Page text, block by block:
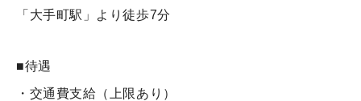
「大手町駅」より徒歩7分
■待遇
・交通費支給（上限あり）